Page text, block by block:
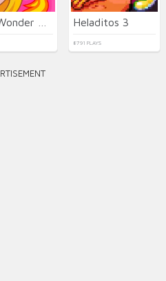
Heladitos 3
8791 PLAYS